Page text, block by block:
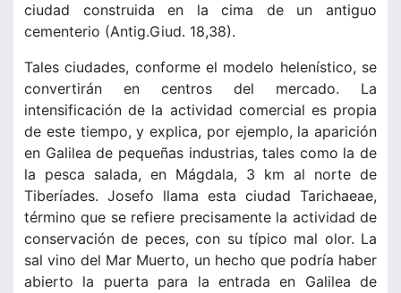
ciudad construida en la cima de un antiguo
cementerio (Antig.Giud. 18,38).
Tales ciudades, conforme el modelo helenístico, se
convertirán en centros del mercado. La
intensificación de la actividad comercial es propia
de este tiempo, y explica, por ejemplo, la aparición
en Galilea de pequeñas industrias, tales como la de
la pesca salada, en Mágdala, 3 km al norte de
Tiberíades. Josefo llama esta ciudad Tarichaeae,
término que se refiere precisamente la actividad de
conservación de peces, con su típico mal olor. La
sal vino del Mar Muerto, un hecho que podría haber
abierto la puerta para la entrada en Galilea de